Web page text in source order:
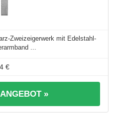
Zweizeigerwerk mit Edelstahl-
...
€
»